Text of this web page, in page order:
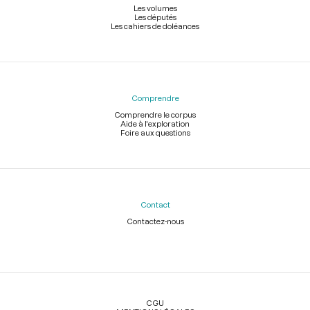
Les volumes
Les députés
Les cahiers de doléances
Comprendre
Comprendre le corpus
Aide à l'exploration
Foire aux questions
Contact
Contactez-nous
Légal
CGU